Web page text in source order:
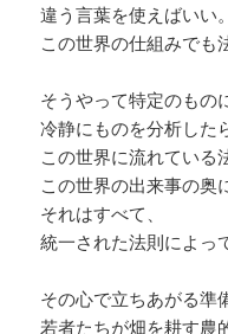
違う言葉を使えばいい。
この世界の仕組みでも
そうやって特定のもの
冷静にものを分析した
この世界に流れている
この世界の出来事の奥
それはすべて、
統一された法則によっ
その心で立ちあがる準
若者たちが畑を耕す農